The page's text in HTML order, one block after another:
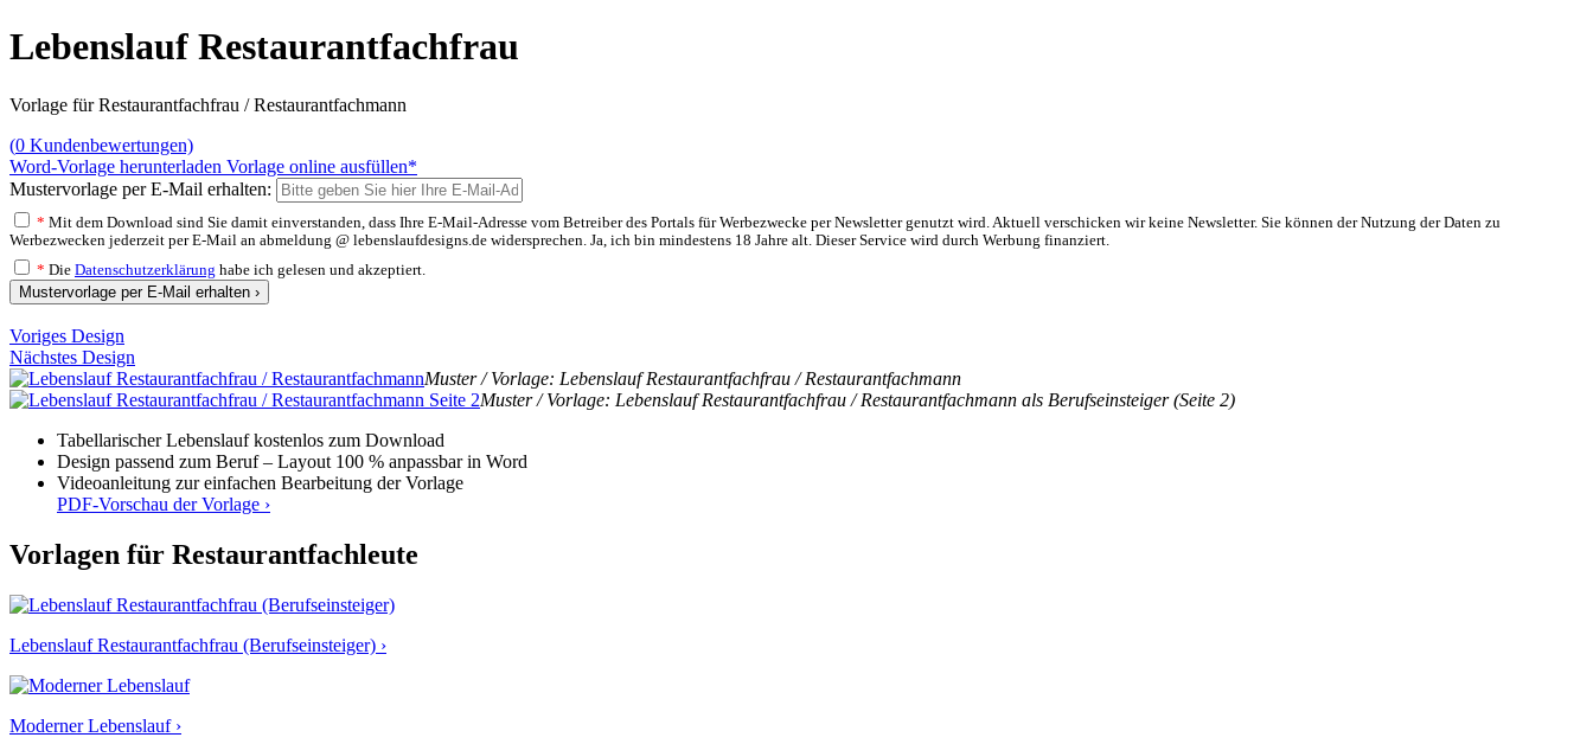
Lebenslauf Restaurantfachfrau
Vorlage für Restaurantfachfrau / Restaurantfachmann
(0 Kundenbewertungen)
Word-Vorlage herunterladen Vorlage online ausfüllen*
Mustervorlage per E-Mail erhalten:
* Mit dem Download sind Sie damit einverstanden, dass Ihre E-Mail-Adresse vom Betreiber des Portals für Werbezwecke per Newsletter genutzt wird. Aktuell verschicken wir keine Newsletter. Sie können der Nutzung der Daten zu
Werbezwecken jederzeit per E-Mail an abmeldung @ lebenslaufdesigns.de widersprechen. Ja, ich bin mindestens 18 Jahre alt. Dieser Service wird durch Werbung finanziert.
* Die Datenschutzerklärung habe ich gelesen und akzeptiert.
Mustervorlage per E-Mail erhalten ›
Voriges Design
Nächstes Design
Muster / Vorlage: Lebenslauf Restaurantfachfrau / Restaurantfachmann
Muster / Vorlage: Lebenslauf Restaurantfachfrau / Restaurantfachmann als Berufseinsteiger (Seite 2)
Tabellarischer Lebenslauf kostenlos zum Download
Design passend zum Beruf – Layout 100 % anpassbar in Word
Videoanleitung zur einfachen Bearbeitung der Vorlage
PDF-Vorschau der Vorlage ›
Vorlagen für Restaurantfachleute
Lebenslauf Restaurantfachfrau (Berufseinsteiger) ›
Moderner Lebenslauf ›